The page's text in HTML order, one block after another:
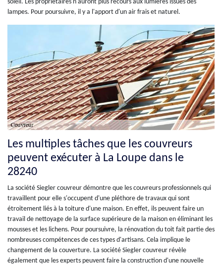
soleil. Les propriétaires n'auront plus recours aux lumières issues des
lampes. Pour poursuivre, il y a l'apport d'un air frais et naturel.
Les multiples tâches que les couvreurs
peuvent exécuter à La Loupe dans le
28240
La société Siegler couvreur démontre que les couvreurs professionnels qui
travaillent pour elle s'occupent d'une pléthore de travaux qui sont
étroitement liés à la toiture d'une maison. En effet, ils peuvent faire un
travail de nettoyage de la surface supérieure de la maison en éliminant les
mousses et les lichens. Pour poursuivre, la rénovation du toit fait partie des
nombreuses compétences de ces types d'artisans. Cela implique le
changement de la couverture. La société Siegler couvreur révèle
également que les experts peuvent faire la construction d'une nouvelle